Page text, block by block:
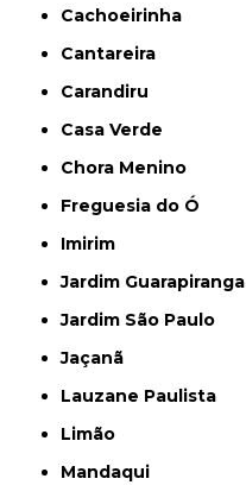
Cachoeirinha
Cantareira
Carandiru
Casa Verde
Chora Menino
Freguesia do Ó
Imirim
Jardim Guarapiranga
Jardim São Paulo
Jaçanã
Lauzane Paulista
Limão
Mandaqui